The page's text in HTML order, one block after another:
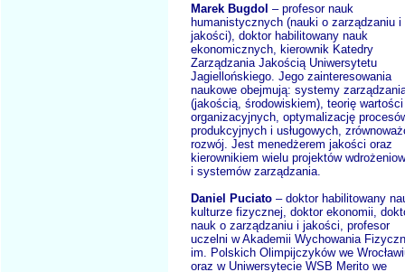
Marek Bugdol – profesor nauk
humanistycznych (nauki o zarządzaniu i
jakości), doktor habilitowany nauk
ekonomicznych, kierownik Katedry
Zarządzania Jakością Uniwersytetu
Jagiellońskiego. Jego zainteresowania
naukowe obejmują: systemy
(jakością, środowiskiem), teorię wartości
organizacyjnych, optymalizację
produkcyjnych i usługowych,
rozwój. Jest menedżerem jakości oraz
kierownikiem wielu projektów
i systemów zarządzania.
Daniel Puciato – doktor habilitowany
kulturze fizycznej, doktor ekonomii,
nauk o zarządzaniu i jakości, profesor
uczelni w Akademii Wychowania
im. Polskich Olimpijczyków we
oraz w Uniwersytecie WSB Merito we